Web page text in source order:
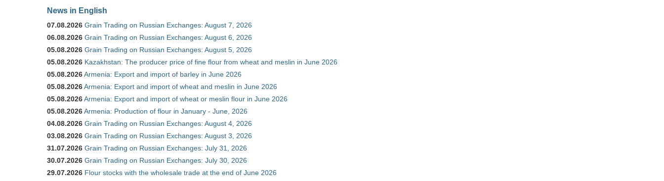
News in English
07.08.2026 Grain Trading on Russian Exchanges: August 7, 2026
06.08.2026 Grain Trading on Russian Exchanges: August 6, 2026
05.08.2026 Grain Trading on Russian Exchanges: August 5, 2026
05.08.2026 Kazakhstan: The producer price of fine flour from wheat and meslin in June 2026
05.08.2026Armenia: Export and import of barley in June 2026
05.08.2026Armenia: Export and import of wheat and meslin in June 2026
05.08.2026Armenia: Export and import of wheat or meslin flour in June 2026
05.08.2026Armenia: Production of flour in January - June, 2026
04.08.2026 Grain Trading on Russian Exchanges: August 4, 2026
03.08.2026 Grain Trading on Russian Exchanges: August 3, 2026
31.07.2026 Grain Trading on Russian Exchanges: July 31, 2026
30.07.2026 Grain Trading on Russian Exchanges: July 30, 2026
29.07.2026 Flour stocks with the wholesale trade at the end of June 2026